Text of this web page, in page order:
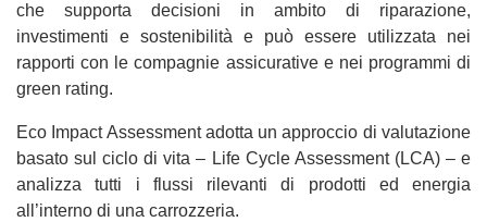
che supporta decisioni in ambito di riparazione,
investimenti e sostenibilità e può essere utilizzata nei
rapporti con le compagnie assicurative e nei programmi di
green rating.
Eco Impact Assessment adotta un approccio di valutazione
basato sul ciclo di vita – Life Cycle Assessment (LCA) – e
analizza tutti i flussi rilevanti di prodotti ed energia
all’interno di una carrozzeria.